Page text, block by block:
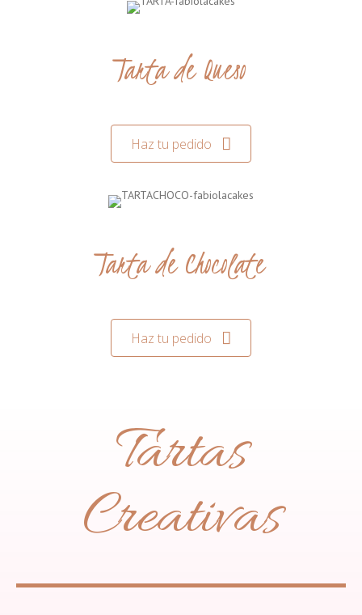
Tarta de Queso
Haz tu pedido
Tarta de Chocolate
Haz tu pedido
Tartas
Creativas